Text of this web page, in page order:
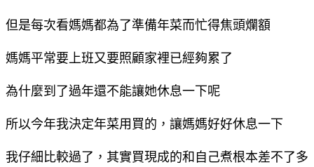
但是每次看媽媽都為了準備年菜而忙得焦頭爛額
媽媽平常要上班又要照顧家裡已經夠累了
為什麼到了過年還不能讓她休息一下呢
所以今年我決定年菜用買的，讓媽媽好好休息一下
我仔細比較過了，其實買現成的和自己煮根本差不了多